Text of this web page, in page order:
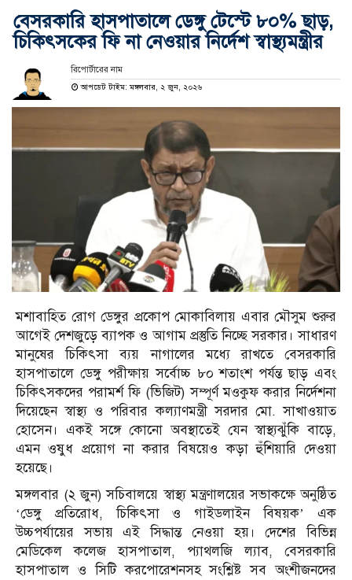
বেসরকারি হাসপাতালে ডেঙ্গু টেস্টে ৮০% ছাড়,
চিকিৎসকের ফি না নেওয়ার নির্দেশ স্বাস্থ্যমন্ত্রীর
রিপোর্টারের নাম
আপডেট টাইম: মঙ্গলবার, ২ জুন, ২০২৬
মশাবাহিত রোগ ডেঙ্গুর প্রকোপ মোকাবিলায় এবার মৌসুম শুরুর
আগেই দেশজুড়ে ব্যাপক ও আগাম প্রস্তুতি নিচ্ছে সরকার। সাধারণ
মানুষের চিকিৎসা ব্যয় নাগালের মধ্যে রাখতে বেসরকারি
হাসপাতালে ডেঙ্গু পরীক্ষায় সর্বোচ্চ ৮০ শতাংশ পর্যন্ত ছাড় এবং
চিকিৎসকদের পরামর্শ ফি (ভিজিট) সম্পূর্ণ মওকুফ করার নির্দেশনা
দিয়েছেন স্বাস্থ্য ও পরিবার কল্যাণমন্ত্রী সরদার মো. সাখাওয়াত
হোসেন। একই সঙ্গে কোনো অবস্থাতেই যেন স্বাস্থ্যঝুঁকি বাড়ে,
এমন ওষুধ প্রয়োগ না করার বিষয়েও কড়া হুঁশিয়ারি দেওয়া
হয়েছে।
মঙ্গলবার (২ জুন) সচিবালয়ে স্বাস্থ্য মন্ত্রণালয়ের সভাকক্ষে অনুষ্ঠিত
‘ডেঙ্গু প্রতিরোধ, চিকিৎসা ও গাইডলাইন বিষয়ক’ এক
উচ্চপর্যায়ের সভায় এই সিদ্ধান্ত নেওয়া হয়। দেশের বিভিন্ন
মেডিকেল কলেজ হাসপাতাল, প্যাথলজি ল্যাব, বেসরকারি
হাসপাতাল ও সিটি করপোরেশনসহ সংশ্লিষ্ট সব অংশীজনদের